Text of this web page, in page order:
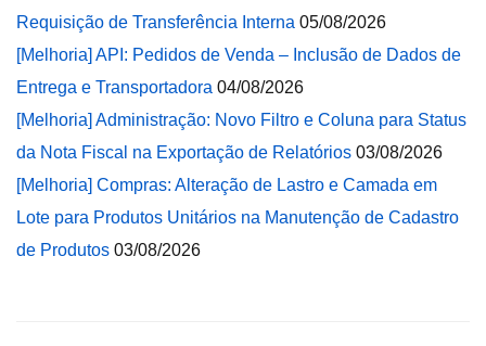
Requisição de Transferência Interna 05/08/2026
[Melhoria] API: Pedidos de Venda – Inclusão de Dados de
Entrega e Transportadora 04/08/2026
[Melhoria] Administração: Novo Filtro e Coluna para Status
da Nota Fiscal na Exportação de Relatórios 03/08/2026
[Melhoria] Compras: Alteração de Lastro e Camada em
Lote para Produtos Unitários na Manutenção de Cadastro
de Produtos 03/08/2026